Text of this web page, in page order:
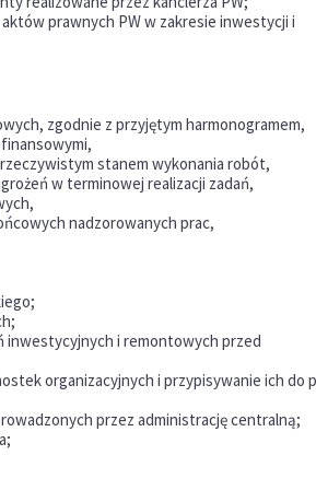
prawnych PW w zakresie inwestycji i
zgodnie z przyjętym harmonogramem,
stanem wykonania robót,
w terminowej realizacji zadań,
nadzorowanych prac,
inwestycyjnych i remontowych przed
organizacyjnych i przypisywanie ich do
przez administrację centralną;